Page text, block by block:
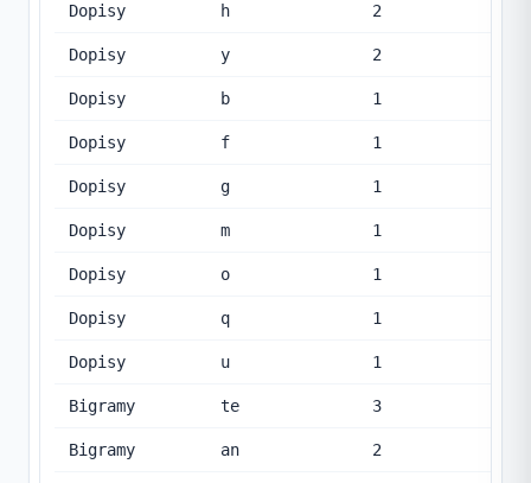
Dopisy h 2
Dopisy y 2
Dopisy b 1
Dopisy f 1
Dopisy g 1
Dopisy m 1
Dopisy o 1
Dopisy q 1
Dopisy u 1
Bigramy te 3
Bigramy an 2